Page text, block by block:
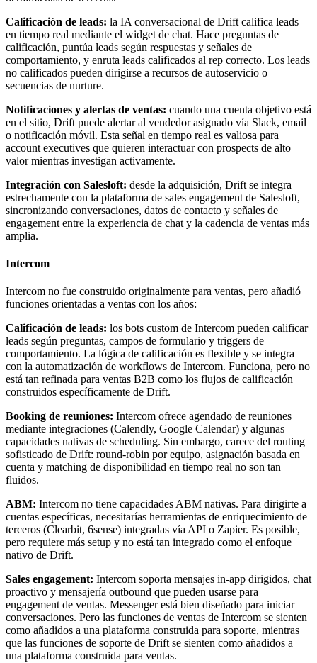
Calificación de leads: la IA conversacional de Drift califica leads
en tiempo real mediante el widget de chat. Hace preguntas de
calificación, puntúa leads según respuestas y señales de
comportamiento, y enruta leads calificados al rep correcto. Los leads
no calificados pueden dirigirse a recursos de autoservicio o
secuencias de nurture.
Notificaciones y alertas de ventas: cuando una cuenta objetivo está
en el sitio, Drift puede alertar al vendedor asignado vía Slack, email
o notificación móvil. Esta señal en tiempo real es valiosa para
account executives que quieren interactuar con prospects de alto
valor mientras investigan activamente.
Integración con Salesloft: desde la adquisición, Drift se integra
estrechamente con la plataforma de sales engagement de Salesloft,
sincronizando conversaciones, datos de contacto y señales de
engagement entre la experiencia de chat y la cadencia de ventas más
amplia.
Intercom
Intercom no fue construido originalmente para ventas, pero añadió
funciones orientadas a ventas con los años:
Calificación de leads: los bots custom de Intercom pueden calificar
leads según preguntas, campos de formulario y triggers de
comportamiento. La lógica de calificación es flexible y se integra
con la automatización de workflows de Intercom. Funciona, pero no
está tan refinada para ventas B2B como los flujos de calificación
construidos específicamente de Drift.
Booking de reuniones: Intercom ofrece agendado de reuniones
mediante integraciones (Calendly, Google Calendar) y algunas
capacidades nativas de scheduling. Sin embargo, carece del routing
sofisticado de Drift: round-robin por equipo, asignación basada en
cuenta y matching de disponibilidad en tiempo real no son tan
fluidos.
ABM: Intercom no tiene capacidades ABM nativas. Para dirigirte a
cuentas específicas, necesitarías herramientas de enriquecimiento de
terceros (Clearbit, 6sense) integradas vía API o Zapier. Es posible,
pero requiere más setup y no está tan integrado como el enfoque
nativo de Drift.
Sales engagement: Intercom soporta mensajes in-app dirigidos, chat
proactivo y mensajería outbound que pueden usarse para
engagement de ventas. Messenger está bien diseñado para iniciar
conversaciones. Pero las funciones de ventas de Intercom se sienten
como añadidos a una plataforma construida para soporte, mientras
que las funciones de soporte de Drift se sienten como añadidos a
una plataforma construida para ventas.